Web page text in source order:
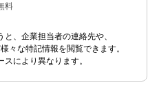
料
、企業担当者の連絡先や、
々な特記情報を閲覧できます。
により異なります。